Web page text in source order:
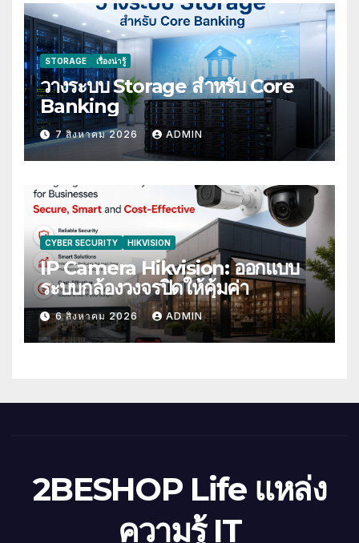
STORAGE เรื่องน่ารู้
วางระบบ Storage สำหรับ Core
Banking
7 สิงหาคม 2026 ADMIN
CYBER SECURITY HIKVISION
IP Camera Hikvision: ออกแบบ
ระบบกล้องวงจรปิดให้คุ้มค่า
6 สิงหาคม 2026 ADMIN
2BESHOP Life แหล่ง
ความรู้ IT